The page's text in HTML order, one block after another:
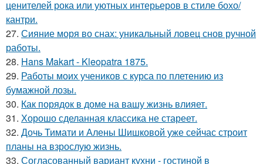
ценителей рока или уютных интерьеров в стиле бохо/
кантри.
27. Сияние моря во снах: уникальный ловец снов ручной
работы.
28. Hans Makart - Kleopatra 1875.
29. Работы моих учеников с курса по плетению из
бумажной лозы.
30. Как порядок в доме на вашу жизнь влияет.
31. Хорошо сделанная классика не стареет.
32. Дочь Тимати и Алены Шишковой уже сейчас строит
планы на взрослую жизнь.
33. Согласованный вариант кухни - гостиной в